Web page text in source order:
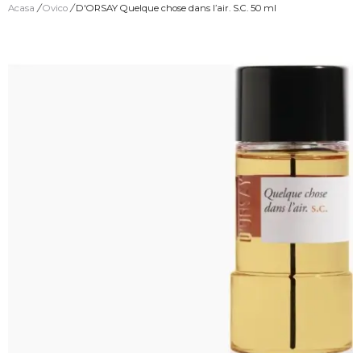
Acasa / Ovico / D'ORSAY Quelque chose dans l’air. S.C. 50 ml